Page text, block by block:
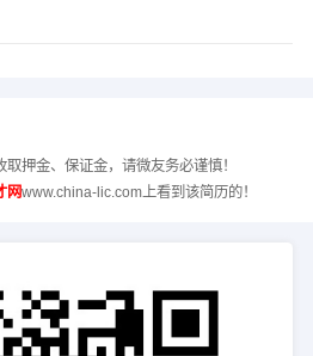
押金、保证金，请微友务必谨慎！
网www.china-lic.com上看到该简历的！